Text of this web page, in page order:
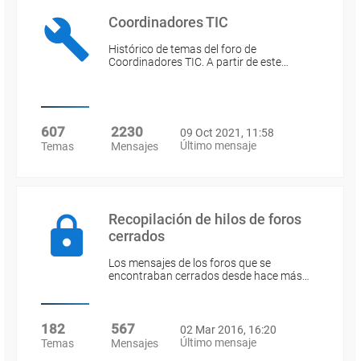
Coordinadores TIC
Histórico de temas del foro de
Coordinadores TIC. A partir de este…
607
Temas
2230
Mensajes
09 Oct 2021, 11:58
Último mensaje
Recopilación de hilos de foros
cerrados
Los mensajes de los foros que se
encontraban cerrados desde hace más…
182
Temas
567
Mensajes
02 Mar 2016, 16:20
Último mensaje